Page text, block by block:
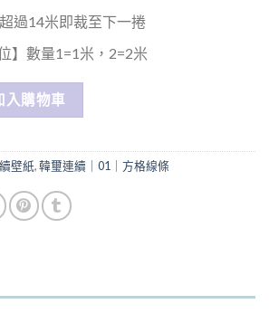
過14米即裁至下一捲
】數量1=1米，2=2米
入購物車
壁紙,韓璽連續｜01｜方格線條